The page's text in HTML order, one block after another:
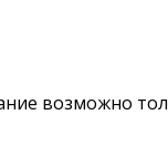
возможно